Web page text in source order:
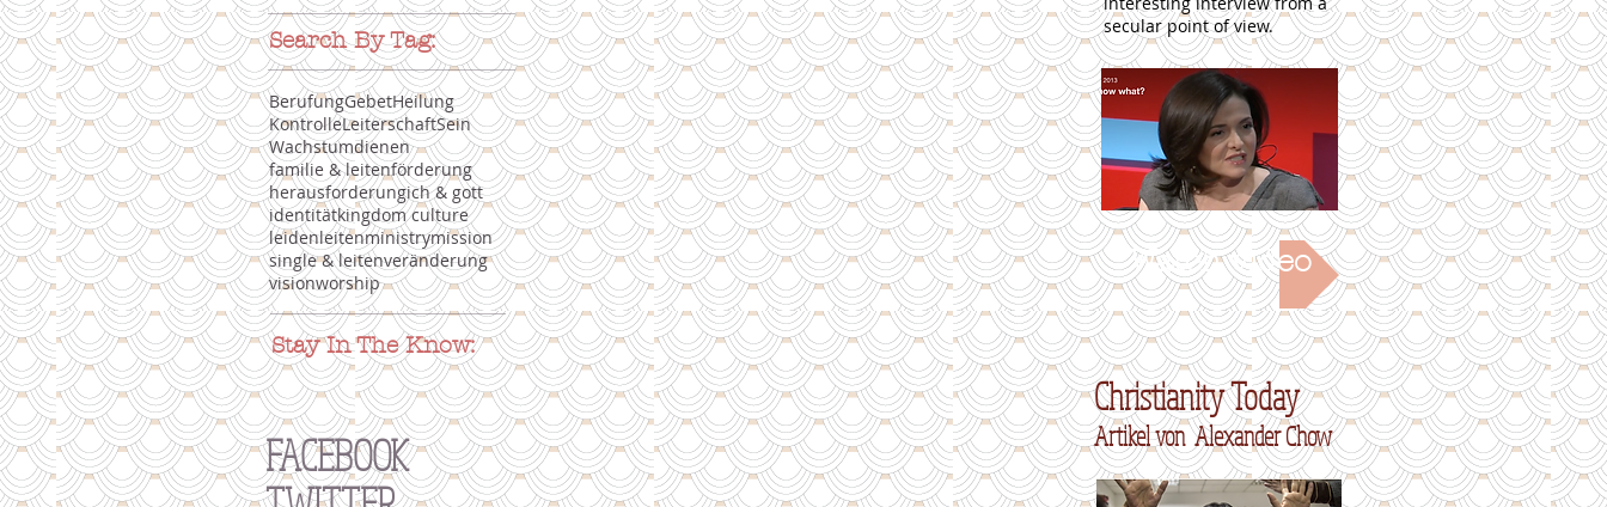
Search By Tag:
BerufungGebetHeilung
KontrolleLeiterschaftSein
Wachstumdienen
familie & leitenförderung
herausforderungich & gott
identitätkingdom culture
leidenleitenministrymission
single & leitenveränderung
visionworship
Stay In The Know:
FACEBOOK
secular point of view.
Watch video
Christianity Today
Artikel von Alexander Chow